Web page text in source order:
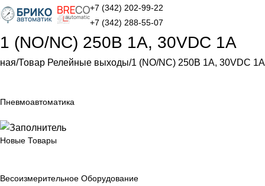
+7 (342) 202-99-22
+7 (342) 288-55-07
1 (NO/NC) 250В 1А, 30VDC 1А
Товар Релейные выходы 1 (NO/NC) 250В 1А, 30VDC 1А
Пневмоавтоматика
Новые Товары
Весоизмерительное Оборудование